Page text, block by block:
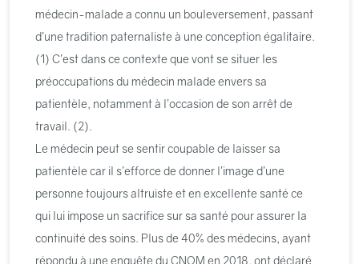
médecin-malade a connu un bouleversement, passant
d’une tradition paternaliste à une conception égalitaire.
(1) C’est dans ce contexte que vont se situer les
préoccupations du médecin malade envers sa
patientèle, notamment à l’occasion de son arrêt de
travail. (2).
Le médecin peut se sentir coupable de laisser sa
patientèle car il s’efforce de donner l’image d’une
personne toujours altruiste et en excellente santé ce
qui lui impose un sacrifice sur sa santé pour assurer la
continuité des soins. Plus de 40% des médecins, ayant
répondu à une enquête du CNOM en 2018, ont déclaré